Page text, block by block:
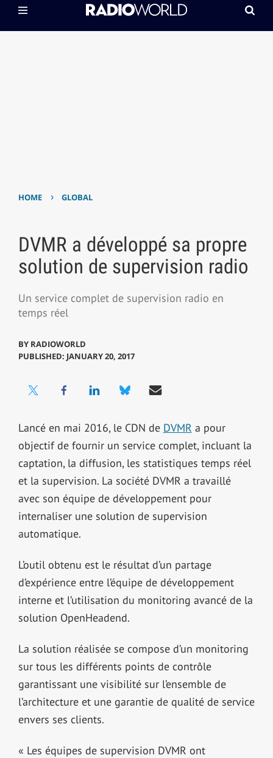
HOME › GLOBAL
DVMR a développé sa propre
solution de supervision radio
Un service complet de supervision radio en
temps réel
BY RADIOWORLD
PUBLISHED: JANUARY 20, 2017
Lancé en mai 2016, le CDN de DVMR a pour
objectif de fournir un service complet, incluant la
captation, la diffusion, les statistiques temps réel
et la supervision. La société DVMR a travaillé
avec son équipe de développement pour
internaliser une solution de supervision
automatique.
L’outil obtenu est le résultat d’un partage
d’expérience entre l’équipe de développement
interne et l’utilisation du monitoring avancé de la
solution OpenHeadend.
La solution réalisée se compose d’un monitoring
sur tous les différents points de contrôle
garantissant une visibilité sur l’ensemble de
l’architecture et une garantie de qualité de service
envers ses clients.
« Les équipes de supervision DVMR ont